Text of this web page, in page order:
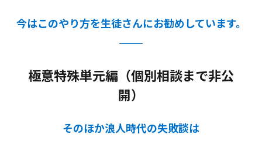
今はこのやり方を生徒さんにお勧めしています。
極意特殊単元編（個別相談まで非公
開）
そのほか浪人時代の失敗談は